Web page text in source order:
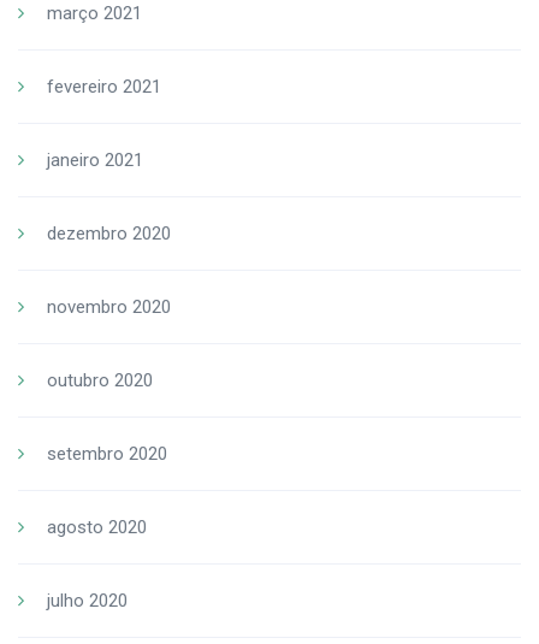
março 2021
fevereiro 2021
janeiro 2021
dezembro 2020
novembro 2020
outubro 2020
setembro 2020
agosto 2020
julho 2020